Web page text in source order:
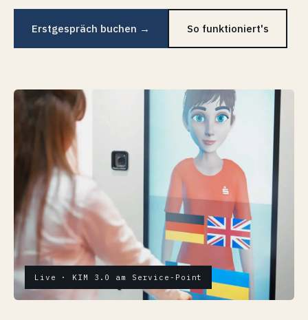
Erstgespräch buchen → So funktioniert's
Live · KIM 3.0 am Service-Point